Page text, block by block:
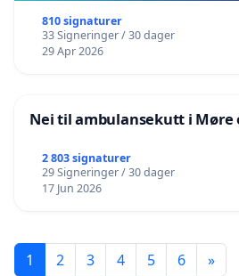
810 signaturer
33 Signeringer / 30 dager
29 Apr 2026
Nei til ambulansekutt i Møre
2 803 signaturer
29 Signeringer / 30 dager
17 Jun 2026
1 2 3 4 5 6 »